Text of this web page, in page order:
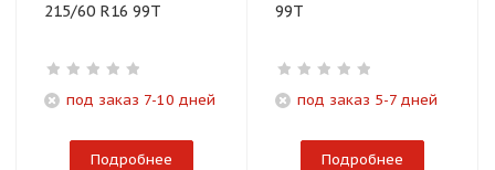
215/60 R16 99T
под заказ 7-10 дней
Подробнее
99T
под заказ 5-7 дней
Подробнее